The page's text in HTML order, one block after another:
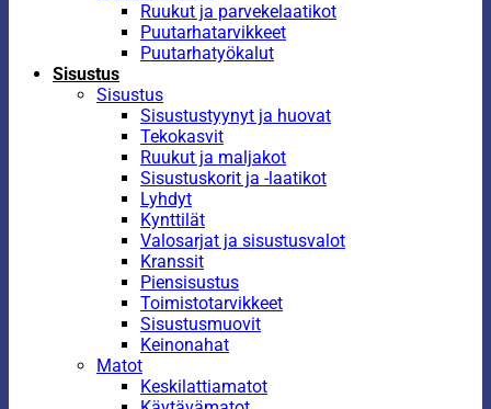
Ruukut ja parvekelaatikot
Puutarhatarvikkeet
Puutarhatyökalut
Sisustus
Sisustus
Sisustustyynyt ja huovat
Tekokasvit
Ruukut ja maljakot
Sisustuskorit ja -laatikot
Lyhdyt
Kynttilät
Valosarjat ja sisustusvalot
Kranssit
Piensisustus
Toimistotarvikkeet
Sisustusmuovit
Keinonahat
Matot
Keskilattiamatot